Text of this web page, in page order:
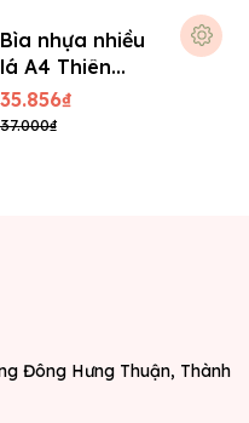
Bìa nhựa nhiều
lá A4 Thiên
Long
35.856₫
37.000₫
Đông Hưng Thuận, Thành